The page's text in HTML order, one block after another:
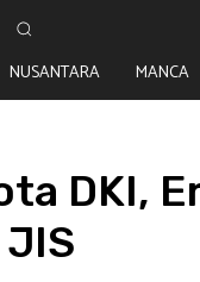
NUSANTARA MANCA
DKI,